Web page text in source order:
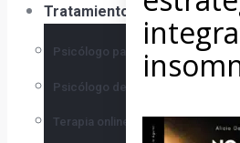
Tratamientos
Psicólogo para la depresión
Psicólogo de la Autoestima
Terapia online